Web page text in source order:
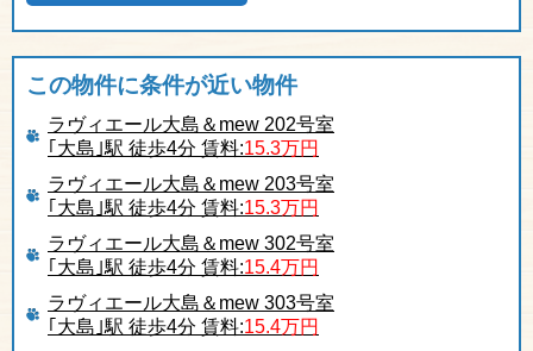
この物件に条件が近い物件
ラヴィエール大島＆mew 202号室
｢大島｣駅 徒歩4分 賃料:15.3万円
ラヴィエール大島＆mew 203号室
｢大島｣駅 徒歩4分 賃料:15.3万円
ラヴィエール大島＆mew 302号室
｢大島｣駅 徒歩4分 賃料:15.4万円
ラヴィエール大島＆mew 303号室
｢大島｣駅 徒歩4分 賃料:15.4万円